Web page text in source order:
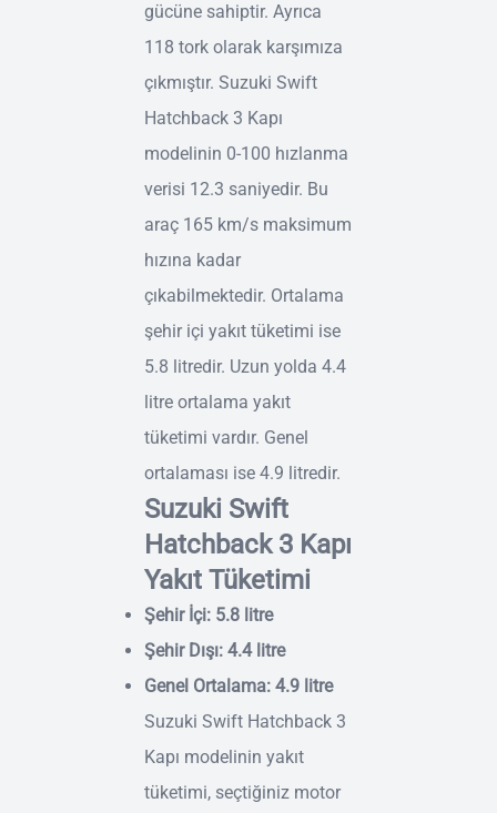
gücüne sahiptir. Ayrıca
118 tork olarak karşımıza
çıkmıştır. Suzuki Swift
Hatchback 3 Kapı
modelinin 0-100 hızlanma
verisi 12.3 saniyedir. Bu
araç 165 km/s maksimum
hızına kadar
çıkabilmektedir. Ortalama
şehir içi yakıt tüketimi ise
5.8 litredir. Uzun yolda 4.4
litre ortalama yakıt
tüketimi vardır. Genel
ortalaması ise 4.9 litredir.
Suzuki Swift
Hatchback 3 Kapı
Yakıt Tüketimi
Şehir İçi: 5.8 litre
Şehir Dışı: 4.4 litre
Genel Ortalama: 4.9 litre
Suzuki Swift Hatchback 3
Kapı modelinin yakıt
tüketimi, seçtiğiniz motor